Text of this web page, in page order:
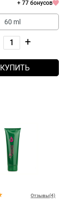
+ 77 бонусов
60 ml
+
КУПИТЬ
Отзывы(4)